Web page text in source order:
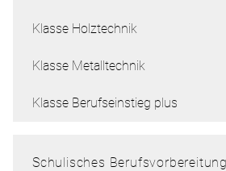
Klasse Holztechnik
Klasse Metalltechnik
Klasse Berufseinstieg plus
Schulisches